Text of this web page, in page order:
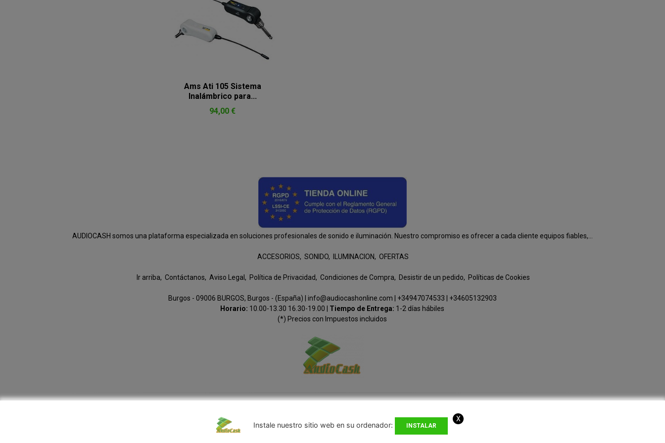
Ams Ati 105 Sistema
Inalámbrico para...
94,00 €
AUDIOCASH somos una plataforma especializada en soluciones profesionales de sonido e iluminación. Nuestro compromiso es ofrecer a cada cliente equipos fiables,...
ACCESORIOS SONIDO ILUMINACION OFERTAS
Ir arriba Contáctanos Aviso Legal Política de Privacidad Condiciones de Compra Desistir de un pedido Políticas de Cookies
Burgos - 09006 BURGOS, Burgos - (España) | info@audiocashonline.com | +34947074533
+34605132903
Horario: 10.00-13.30 16.30-19.00 | Tiempo de Entrega: 1-2 días hábiles
(*) Precios con Impuestos incluidos
Instale nuestro sitio web en su ordenador: INSTALAR
X